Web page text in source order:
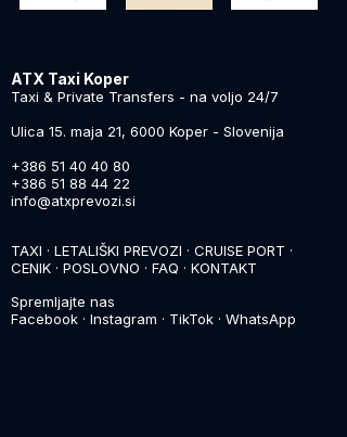
ATX Taxi Koper
Taxi & Private Transfers - na voljo 24/7
Ulica 15. maja 21, 6000 Koper - Slovenija
+386 51 40 40 80
+386 51 88 44 22
info@atxprevozi.si
TAXI · LETALIŠKI PREVOZI · CRUISE PORT ·
CENIK · POSLOVNO · FAQ · KONTAKT
Spremljajte nas
Facebook · Instagram · TikTok · WhatsApp